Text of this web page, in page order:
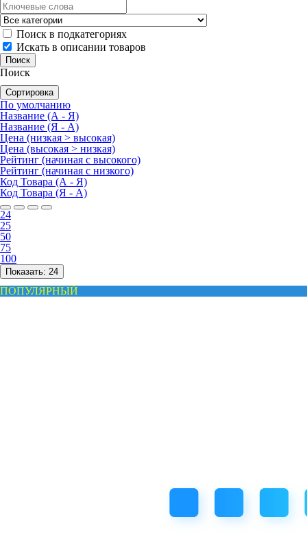
Поиск в подкатегориях
Искать в описании товаров
Поиск
Сортировка
По умолчанию
Название (А - Я)
Название (Я - А)
Цена (низкая > высокая)
Цена (высокая > низкая)
Рейтинг (начиная с высокого)
Рейтинг (начиная с низкого)
Код Товара (А - Я)
Код Товара (Я - А)
24
25
50
75
100
Показать: 24
ПОПУЛЯРНЫЙ